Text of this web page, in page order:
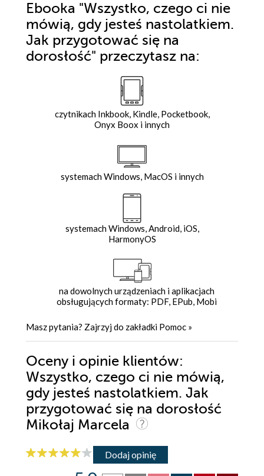
Ebooka "Wszystko, czego ci nie
mówią, gdy jesteś nastolatkiem.
Jak przygotować się na
dorosłość" przeczytasz na:
czytnikach Inkbook, Kindle, Pocketbook,
Onyx Boox i innych
systemach Windows, MacOS i innych
systemach Windows, Android, iOS,
HarmonyOS
na dowolnych urządzeniach i aplikacjach
obsługujących formaty: PDF, EPub, Mobi
Masz pytania? Zajrzyj do zakładki Pomoc »
Oceny i opinie klientów:
Wszystko, czego ci nie mówią,
gdy jesteś nastolatkiem. Jak
przygotować się na dorosłość
Mikołaj Marcela
Dodaj opinię